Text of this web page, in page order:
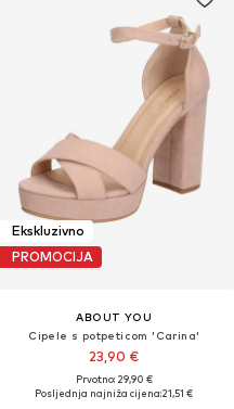
Ekskluzivno
PROMOCIJA
ABOUT YOU
Cipele s potpeticom 'Carina'
23,90 €
Prvotno: 29,90 €
Posljednja najniža cijena:21,51 €